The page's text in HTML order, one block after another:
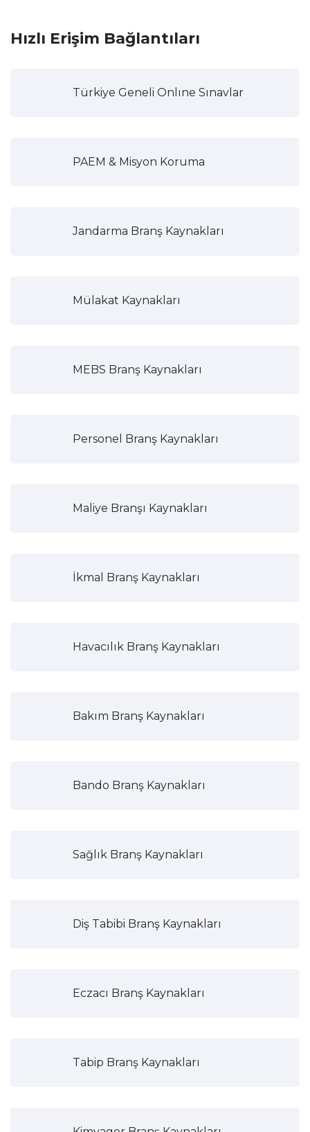
Hızlı Erişim Bağlantıları
Türkiye Geneli Onlıne Sınavlar
PAEM & Misyon Koruma
Jandarma Branş Kaynakları
Mülakat Kaynakları
MEBS Branş Kaynakları
Personel Branş Kaynakları
Maliye Branşı Kaynakları
İkmal Branş Kaynakları
Havacılık Branş Kaynakları
Bakım Branş Kaynakları
Bando Branş Kaynakları
Sağlık Branş Kaynakları
Diş Tabibi Branş Kaynakları
Eczacı Branş Kaynakları
Tabip Branş Kaynakları